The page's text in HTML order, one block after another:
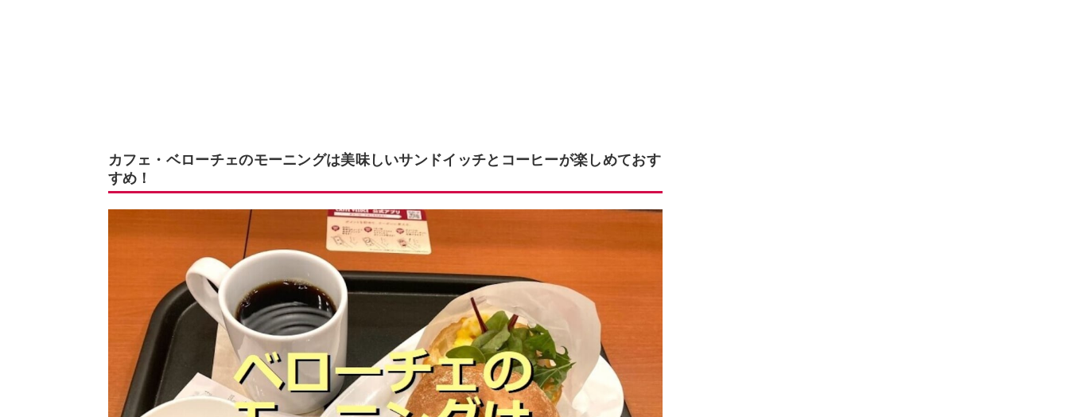
カフェ・ベローチェのモーニングは美味しいサンドイッチとコーヒーが楽しめておす
すめ！